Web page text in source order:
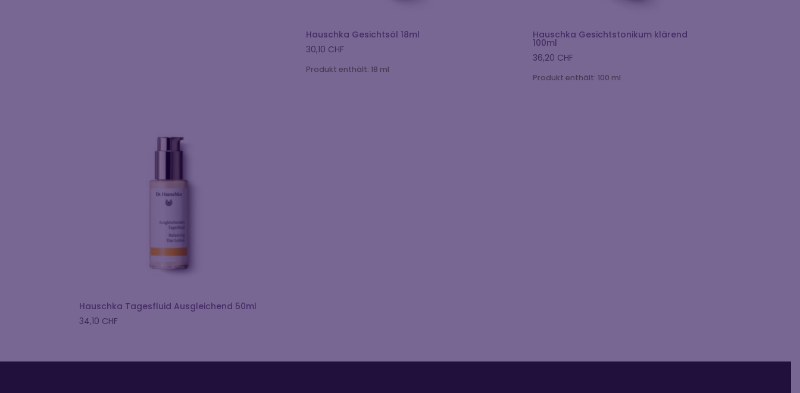
Hauschka Gesichtsöl 18ml
30,10 CHF
Produkt enthält: 18 ml
Hauschka Gesichtstonikum klärend
100ml
36,20 CHF
Produkt enthält: 100 ml
Hauschka Tagesfluid Ausgleichend 50ml
34,10 CHF